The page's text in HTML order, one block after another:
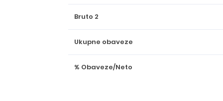
Bruto 2
Ukupne obaveze
% Obaveze/Neto